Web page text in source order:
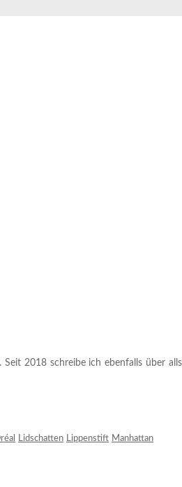
2018 schreibe ich ebenfalls über alls
Lidschatten Lippenstift Manhattan